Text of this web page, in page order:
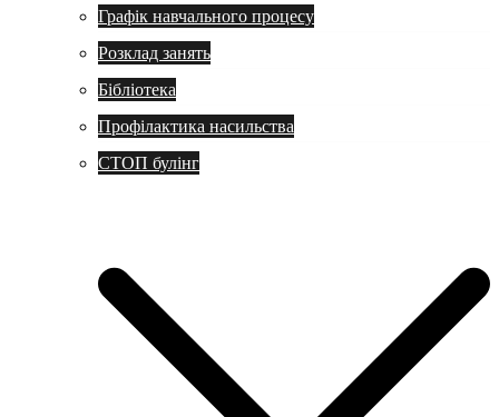
Графік навчального процесу
Розклад занять
Бібліотека
Профілактика насильства
СТОП булінг